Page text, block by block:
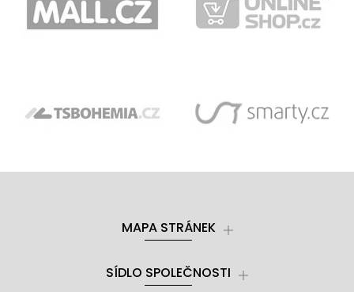
MAPA STRÁNEK
SÍDLO SPOLEČNOSTI